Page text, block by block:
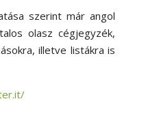
szerint már angol
olasz cégjegyzék,
illetve listákra is